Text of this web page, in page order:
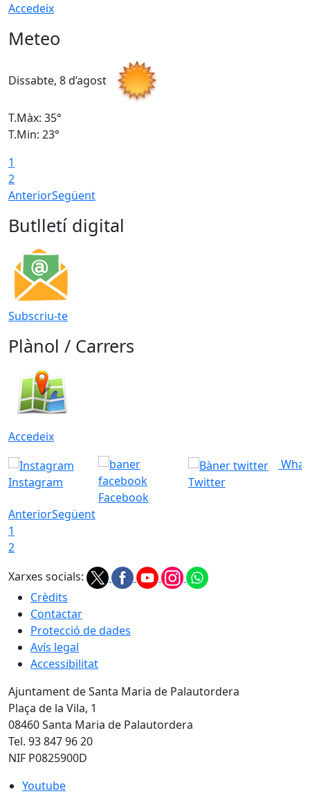
Accedeix
Meteo
Dissabte, 8 d’agost
T.Màx: 35°
T.Min: 23°
1
2
AnteriorSegüent
Butlletí digital
Subscriu-te
Plànol / Carrers
Accedeix
Instagram
Facebook
Twitter
AnteriorSegüent
1
2
Xarxes socials:
Crèdits
Contactar
Protecció de dades
Avís legal
Accessibilitat
Ajuntament de Santa Maria de Palautordera
Plaça de la Vila, 1
08460 Santa Maria de Palautordera
Tel. 93 847 96 20
NIF P0825900D
Youtube
Youtube